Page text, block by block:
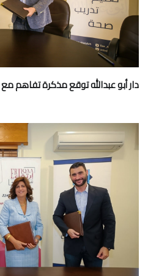
دار أبو عبدالله توقع مذكرة تفاهم مع